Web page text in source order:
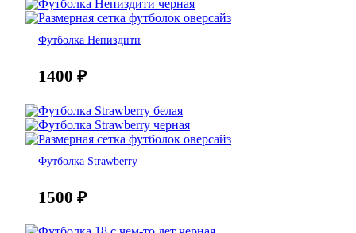
Футболка Непиздити
1400 ₽
Футболка Strawberry
1500 ₽